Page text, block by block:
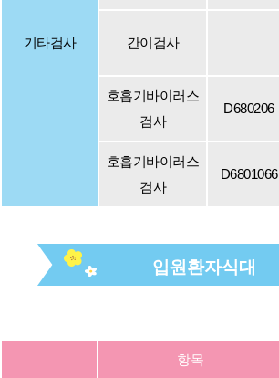
기타검사 간이검사
호흡기바이러스
검사
D680206
호흡기바이러스
검사
D6801066
입원환자식대
항목